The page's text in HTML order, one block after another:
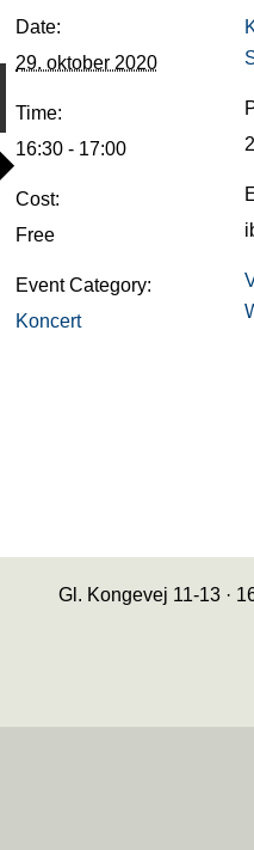
Date:
29. oktober 2020
Time:
16:30 - 17:00
Cost:
Free
Event Category:
Koncert
Gl. Kongevej 11-13 ·